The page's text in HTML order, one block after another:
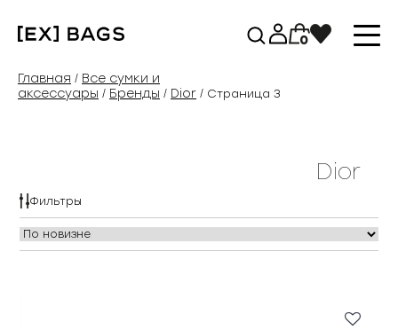
содержимому
0
Главная / Все сумки и
аксессуары / Бренды / Dior / Страница 3
Dior
Фильтры